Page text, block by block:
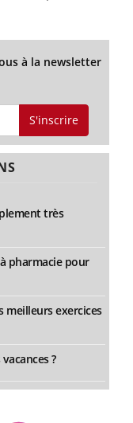
à la newsletter
S'inscrire
très
pharmacie pour
meilleurs exercices
?